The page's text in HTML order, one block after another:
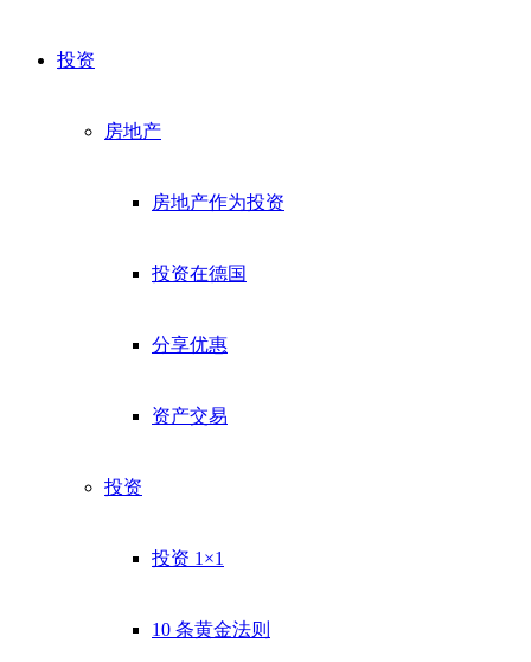
投资
房地产
房地产作为投资
投资在德国
分享优惠
资产交易
投资
投资 1×1
10 条黄金法则